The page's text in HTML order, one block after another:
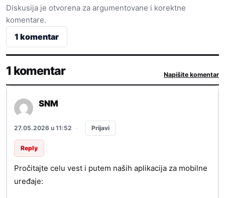
Diskusija je otvorena za argumentovane i korektne
komentare.
1 komentar
1 komentar Napišite komentar
SNM
27.05.2026 u 11:52 · Prijavi
Reply
Pročitajte celu vest i putem naših aplikacija za mobilne
uređaje: